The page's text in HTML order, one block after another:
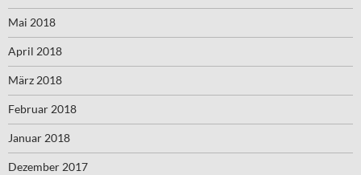
Mai 2018
April 2018
März 2018
Februar 2018
Januar 2018
Dezember 2017